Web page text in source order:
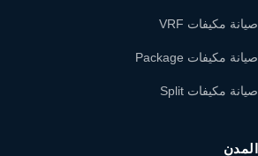
صيانة مكيفات VRF
صيانة مكيفات Package
صيانة مكيفات Split
المدن